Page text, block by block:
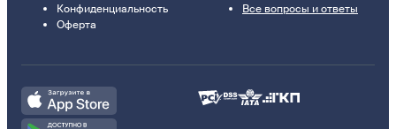
Конфиденциальность
Оферта
Все вопросы и ответы